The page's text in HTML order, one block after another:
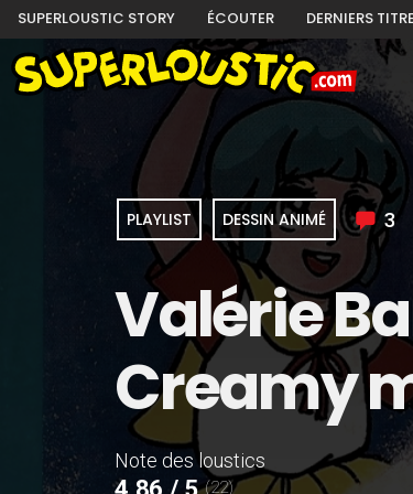
SUPERLOUSTIC STORY ÉCOUTER DERNIERS
PLAYLIST DESSIN ANIMÉ 3
Valérie
Creamy
Note des loustics
(22)